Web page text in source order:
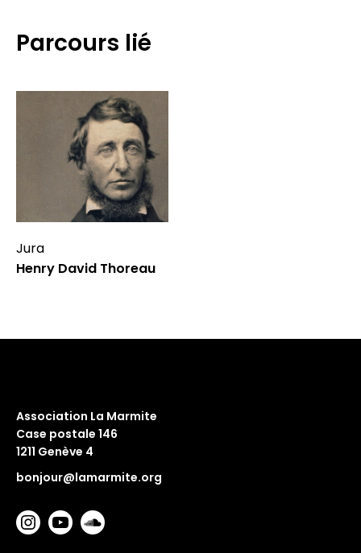
Parcours lié
Jura
Henry David Thoreau
Association La Marmite
Case postale 146
1211 Genève 4
bonjour@lamarmite.org